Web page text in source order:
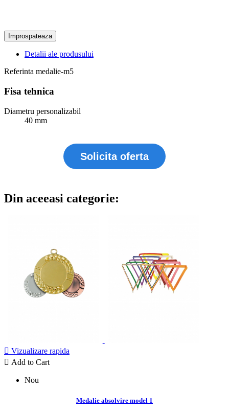
Detalii ale produsului
Referinta medalie-m5
Fisa tehnica
Diametru personalizabil
40 mm
Solicita oferta
Din aceeasi categorie:
 Vizualizare rapida
 Add to Cart
Nou
Medalie absolvire model 1